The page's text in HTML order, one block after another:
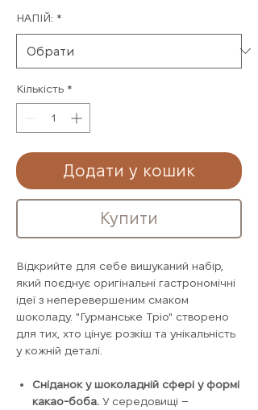
НАПІЙ: *
Кількість *
Додати у кошик
Купити
Відкрийте для себе вишуканий набір,
який поєднує оригінальні гастрономічні
ідеї з неперевершеним смаком
шоколаду. "Гурманське Тріо" створено
для тих, хто цінує розкіш та унікальність
у кожній деталі.
Сніданок у шоколадній сфері у формі
какао-боба. У середовищі –